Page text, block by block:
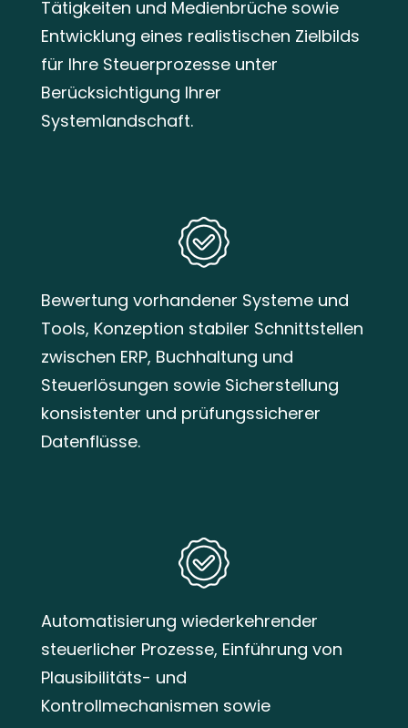
Tätigkeiten und Medienbrüche sowie
Entwicklung eines realistischen Zielbilds
für Ihre Steuerprozesse unter
Berücksichtigung Ihrer
Systemlandschaft.
Bewertung vorhandener Systeme und
Tools, Konzeption stabiler Schnittstellen
zwischen ERP, Buchhaltung und
Steuerlösungen sowie Sicherstellung
konsistenter und prüfungssicherer
Datenflüsse.
Automatisierung wiederkehrender
steuerlicher Prozesse, Einführung von
Plausibilitäts- und
Kontrollmechanismen sowie